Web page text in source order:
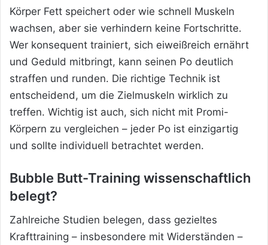
Körper Fett speichert oder wie schnell Muskeln
wachsen, aber sie verhindern keine Fortschritte.
Wer konsequent trainiert, sich eiweißreich ernährt
und Geduld mitbringt, kann seinen Po deutlich
straffen und runden. Die richtige Technik ist
entscheidend, um die Zielmuskeln wirklich zu
treffen. Wichtig ist auch, sich nicht mit Promi-
Körpern zu vergleichen – jeder Po ist einzigartig
und sollte individuell betrachtet werden.
Bubble Butt-Training wissenschaftlich
belegt?
Zahlreiche Studien belegen, dass gezieltes
Krafttraining – insbesondere mit Widerständen –